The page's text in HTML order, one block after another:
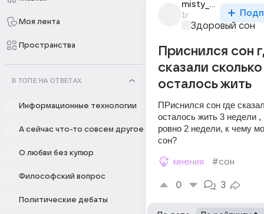
Моя лента
Пространства
В ТОПЕ НА ОТВЕТАХ
Информационные технологии
А сейчас что-то совсем другое
О любви без купюр
Философский вопрос
Политические дебаты
misty_4781
1г
Здоровый сон
Приснился сон
сказали сколько
осталось жить
ПРиснился сон где
осталось жить 3 недели
ровно 2 недели, к чему
сон?
мнения #сон
0 3